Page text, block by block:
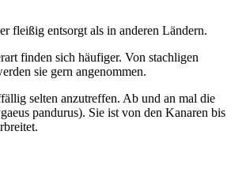
fleißig entsorgt als in anderen Ländern.
finden sich häufiger. Von stachligen
sie gern angenommen.
selten anzutreffen. Ab und an mal die
pandurus). Sie ist von den Kanaren bis